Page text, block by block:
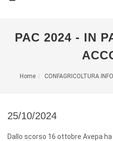
PAC 2024 - IN
Home CONFAGRICOLTURA
25/10/2024
Dallo scorso 16 ottobre Avepa